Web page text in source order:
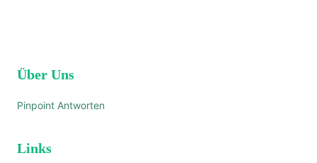
Über Uns
Pinpoint Antworten
Links